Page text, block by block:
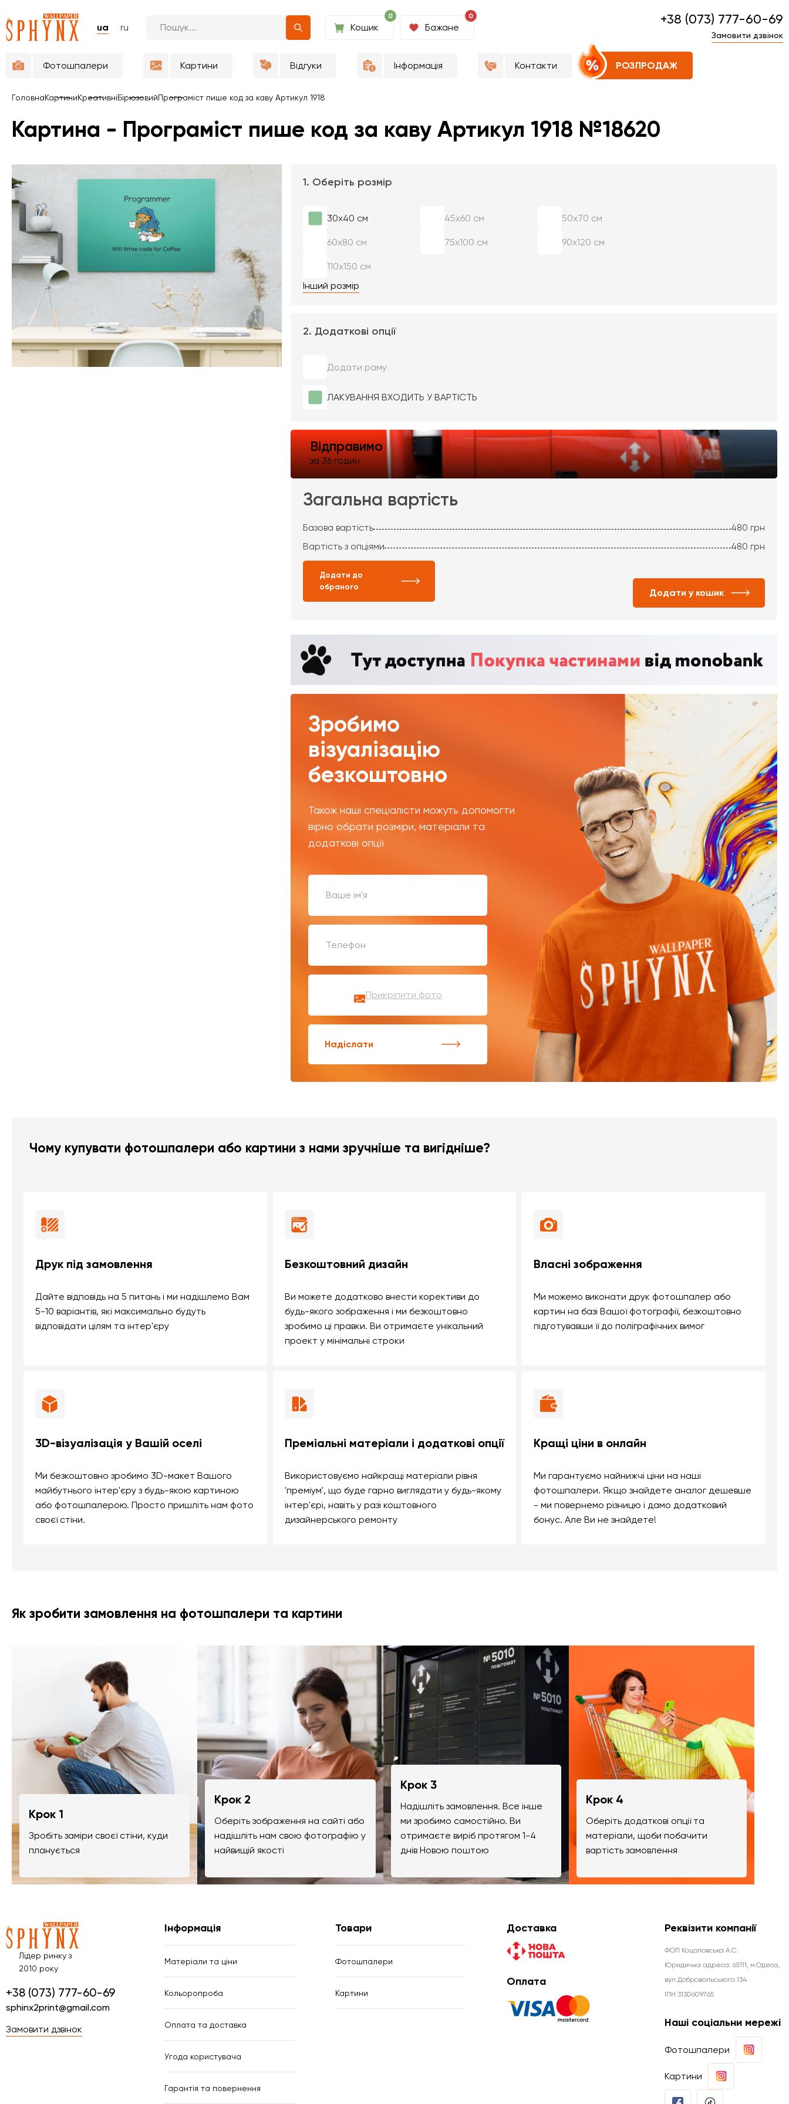
ua ru
0
Кошик
0
Бажане
+38 (073) 777-60-69
Замовити дзвінок
Фотошпалери Картини Відгуки Інформація Контакти РОЗПРОДАЖ
ГоловнаКартиниКреативніБірюзовийПрограміст пише код за каву Артикул 1918
Картина - Програміст пише код за каву Артикул 1918 №18620
1. Оберіть розмір
30х40 см 45х60 см 50х70 см
60х80 см 75х100 см 90х120 см
110х150 см
Інший розмір
2. Додаткові опції
Додати раму
ЛАКУВАННЯ ВХОДИТЬ У ВАРТІСТЬ
Відправимо
за 36 годин
Загальна вартість
Базова вартість 480 грн
Вартість з опціями
480 грн
Додати до
обраного
Додати у кошик
Зробимо
візуалізацію
безкоштовно
Також наші спеціалісти можуть допомогти
вірно обрати розміри, матеріали та
додаткові опції
Прикріпити фото
Надіслати
Чому купувати фотошпалери або картини з нами зручніше та вигідніше?
Друк під замовлення
Дайте відповідь на 5 питань і ми надішлемо Вам
5-10 варіантів, які максимально будуть
відповідати цілям та інтер'єру
Безкоштовний дизайн
Ви можете додатково внести корективи до
будь-якого зображення і ми безкоштовно
зробимо ці правки. Ви отримаєте унікальний
проект у мінімальні строки
Власні зображення
Ми можемо виконати друк фотошпалер або
картин на базі Вашої фотографії, безкоштовно
підготувавши її до поліграфічних вимог
3D-візуалізація у Вашій оселі
Ми безкоштовно зробимо 3D-макет Вашого
майбутнього інтер'єру з будь-якою картиною
або фотошпалерою. Просто пришліть нам фото
своєї стіни.
Преміальні матеріали і додаткові опції
Використовуємо найкращі матеріали рівня
'преміум', що буде гарно виглядати у будь-якому
інтер'єрі, навіть у разі коштовного
дизайнерського ремонту
Кращі ціни в онлайн
Ми гарантуємо найнижчі ціни на наші
фотошпалери. Якщо знайдете аналог дешевше
- ми повернемо різницю і дамо додатковий
бонус. Але Ви не знайдете!
Як зробити замовлення на фотошпалери та картини
Крок 1
Зробіть заміри своєї стіни, куди
планується
Крок 2
Оберіть зображення на сайті або
надішліть нам свою фотографію у
найвищій якості
Крок 3
Надішліть замовлення. Все інше
ми зробимо самостійно. Ви
отримаєте виріб протягом 1-4
днів Новою поштою
Крок 4
Оберіть додаткові опції та
матеріали, щоби побачити
вартість замовлення
Лідер ринку з
2010 року
+38 (073) 777-60-69
sphinx2print@gmail.com
Замовити дзвінок
Інформація
Матеріали та ціни
Кольоропроба
Оплата та доставка
Угода користувача
Гарантія та повернення
Товари
Фотошпалери
Картини
Доставка
Оплата
Реквізити компанії
ФОП Коцоловська А.С.
Юридична aдреса: 65111, м.Одеса,
вул.Добровольського 134
ІПН 3130609765
Наші соціальни мережі
Фотошпалери
Картини